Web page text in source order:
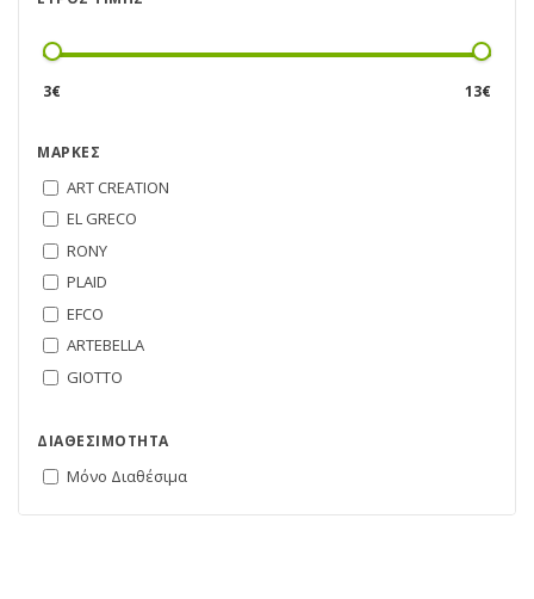
3€ 13€
ΜΆΡΚΕΣ
ART CREATION
EL GRECO
RONY
PLAID
EFCO
ARTEBELLA
GIOTTO
ΔΙΑΘΕΣΙΜΌΤΗΤΑ
Μόνο Διαθέσιμα